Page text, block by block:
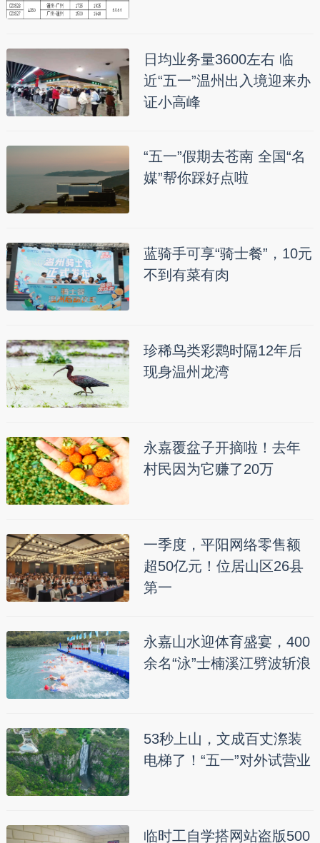
日均业务量3600左右 临
近“五一”温州出入境迎来办
证小高峰
“五一”假期去苍南 全国“名
媒”帮你踩好点啦
蓝骑手可享“骑士餐”，10元
不到有菜有肉
珍稀鸟类彩鹮时隔12年后
现身温州龙湾
永嘉覆盆子开摘啦！去年
村民因为它赚了20万
一季度，平阳网络零售额
超50亿元！位居山区26县
第一
永嘉山水迎体育盛宴，400
余名“泳”士楠溪江劈波斩浪
53秒上山，文成百丈漈装
电梯了！“五一”对外试营业
临时工自学搭网站盗版500